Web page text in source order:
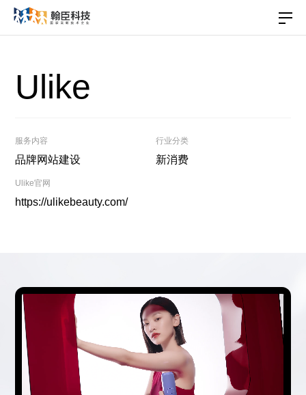
Ulike
服务内容
品牌网站建设
行业分类
新消费
Ulike官网
https://ulikebeauty.com/